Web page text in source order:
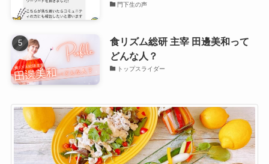
門下生の声
食リズム総研 主宰 田邊美和って
どんな人？
トップスライダー